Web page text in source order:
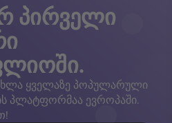
პირველი
ყველაზე პოპულარული
პლატფორმაა ევროპაში.